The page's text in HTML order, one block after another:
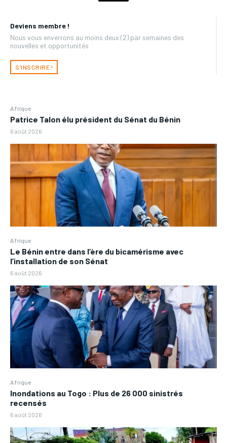
Deviens membre !
Nous vous enverrons au moins deux (2) par semaines des
nouvelles et opportunités
S'INSCRIRE !
Afrique
Patrice Talon élu président du Sénat du Bénin
6 août 2026
Afrique
Le Bénin entre dans l’ère du bicamérisme avec
l’installation de son Sénat
6 août 2026
Afrique
Inondations au Togo : Plus de 26 000 sinistrés
recensés
6 août 2026